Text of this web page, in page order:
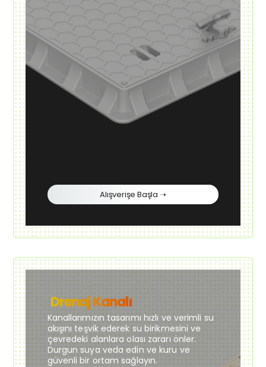
Alışverişe Başla ➝
Drenaj Kanalı
Kanallarımızın tasarımı hızlı ve verimli su
akışını teşvik ederek su birikmesini ve
çevredeki alanlara olası zararı önler.
Durgun suya veda edin ve kuru ve
güvenli bir ortam sağlayın.